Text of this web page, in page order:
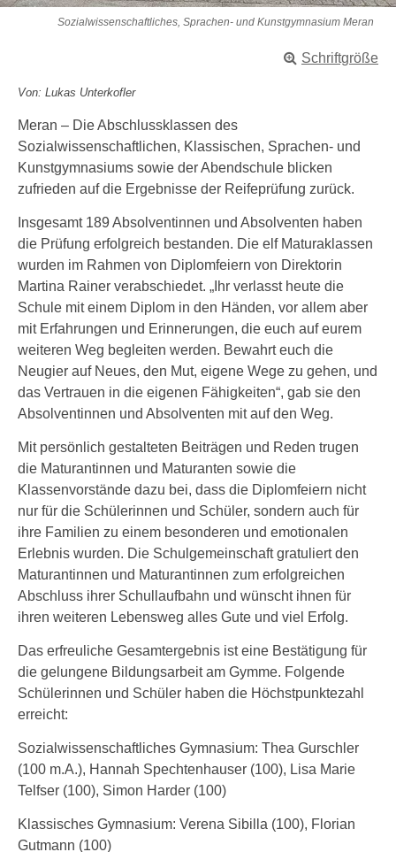
Sozialwissenschaftliches, Sprachen- und Kunstgymnasium Meran
Schriftgröße
Von: Lukas Unterkofler
Meran – Die Abschlussklassen des
Sozialwissenschaftlichen, Klassischen, Sprachen- und
Kunstgymnasiums sowie der Abendschule blicken
zufrieden auf die Ergebnisse der Reifeprüfung zurück.
Insgesamt 189 Absolventinnen und Absolventen haben
die Prüfung erfolgreich bestanden. Die elf Maturaklassen
wurden im Rahmen von Diplomfeiern von Direktorin
Martina Rainer verabschiedet. „Ihr verlasst heute die
Schule mit einem Diplom in den Händen, vor allem aber
mit Erfahrungen und Erinnerungen, die euch auf eurem
weiteren Weg begleiten werden. Bewahrt euch die
Neugier auf Neues, den Mut, eigene Wege zu gehen, und
das Vertrauen in die eigenen Fähigkeiten“, gab sie den
Absolventinnen und Absolventen mit auf den Weg.
Mit persönlich gestalteten Beiträgen und Reden trugen
die Maturantinnen und Maturanten sowie die
Klassenvorstände dazu bei, dass die Diplomfeiern nicht
nur für die Schülerinnen und Schüler, sondern auch für
ihre Familien zu einem besonderen und emotionalen
Erlebnis wurden. Die Schulgemeinschaft gratuliert den
Maturantinnen und Maturantinnen zum erfolgreichen
Abschluss ihrer Schullaufbahn und wünscht ihnen für
ihren weiteren Lebensweg alles Gute und viel Erfolg.
Das erfreuliche Gesamtergebnis ist eine Bestätigung für
die gelungene Bildungsarbeit am Gymme. Folgende
Schülerinnen und Schüler haben die Höchstpunktezahl
erreicht:
Sozialwissenschaftliches Gymnasium: Thea Gurschler
(100 m.A.), Hannah Spechtenhauser (100), Lisa Marie
Telfser (100), Simon Harder (100)
Klassisches Gymnasium: Verena Sibilla (100), Florian
Gutmann (100)